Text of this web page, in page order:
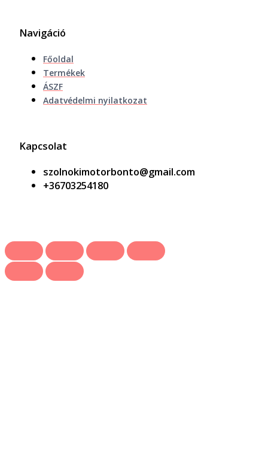
Navigáció
Főoldal
Termékek
ÁSZF
Adatvédelmi nyilatkozat
Kapcsolat
szolnokimotorbonto@gmail.com
+36703254180